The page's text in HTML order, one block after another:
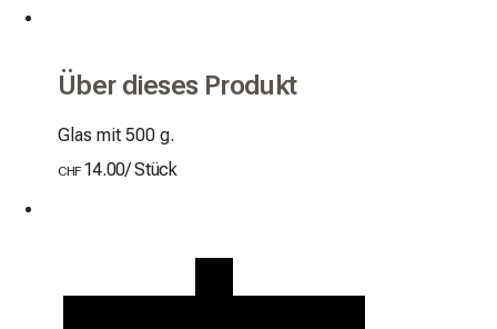
Über dieses Produkt
Glas mit 500 g.
CHF 14.00/ Stück